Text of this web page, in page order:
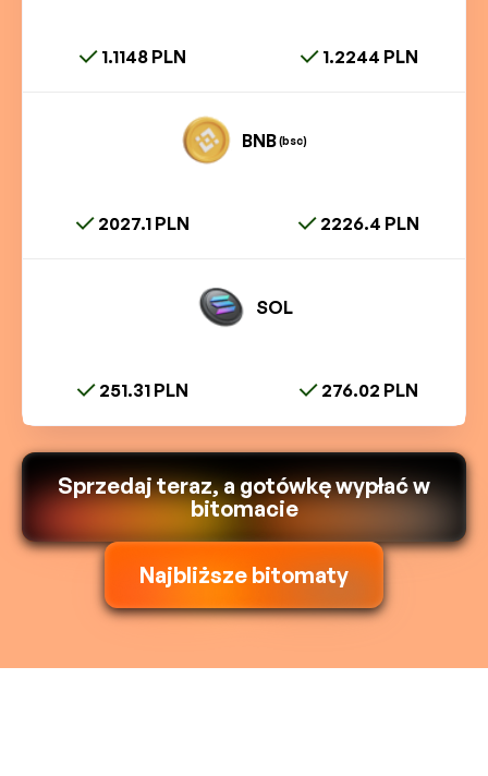
1.1148 PLN 1.2244 PLN
BNB(bsc)
2027.1 PLN 2226.4 PLN
SOL
251.31 PLN 276.02 PLN
Sprzedaj teraz, a gotówkę wypłać w
bitomacie
Najbliższe bitomaty